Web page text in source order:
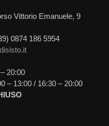
Vittorio Emanuele, 9
0874 186 5954
20:00
– 13:00 / 16:30 – 20:00